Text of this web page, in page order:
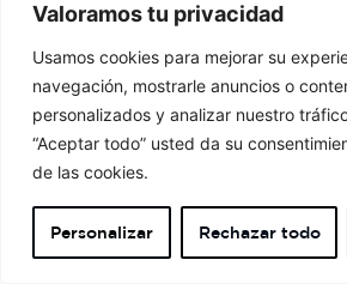
Valoramos tu privacidad
Usamos cookies para mejorar su
navegación, mostrarle anuncios o
personalizados y analizar nuestro
“Aceptar todo” usted da su
de las cookies.
Personalizar Rechazar todo